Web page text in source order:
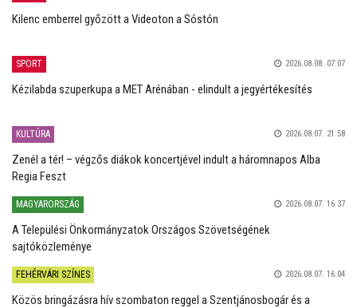
Kilenc emberrel győzött a Videoton a Sóstón
SPORT 2026.08.08. 07:07
Kézilabda szuperkupa a MET Arénában - elindult a jegyértékesítés
KULTÚRA 2026.08.07. 21:58
Zenél a tér! – végzős diákok koncertjével indult a háromnapos Alba
Regia Feszt
MAGYARORSZÁG 2026.08.07. 16:37
A Települési Önkormányzatok Országos Szövetségének
sajtóközleménye
FEHÉRVÁRI SZÍNES 2026.08.07. 16:04
Közös bringázásra hív szombaton reggel a Szentjánosbogár és a